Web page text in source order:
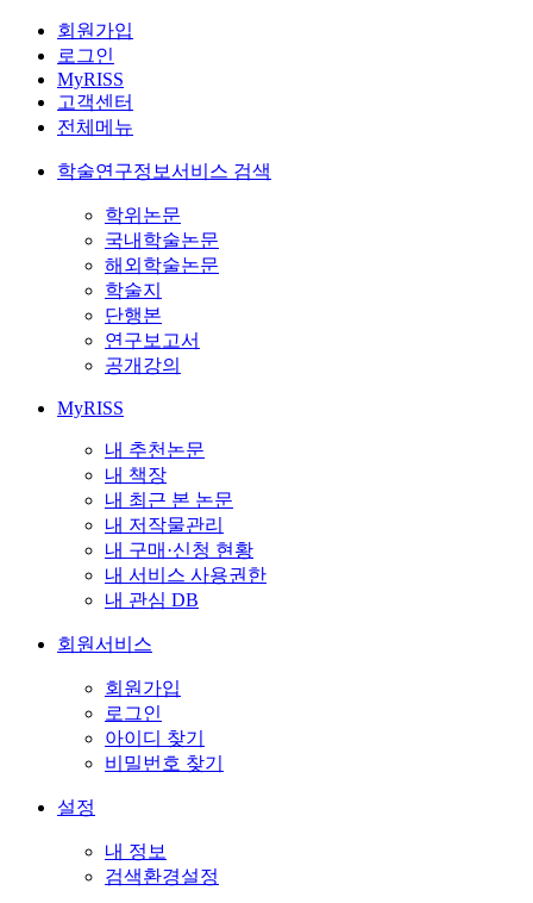
회원가입
로그인
MyRISS
고객센터
전체메뉴
학술연구정보서비스 검색
학위논문
국내학술논문
해외학술논문
학술지
단행본
연구보고서
공개강의
MyRISS
내 추천논문
내 책장
내 최근 본 논문
내 저작물관리
내 구매·신청 현황
내 서비스 사용권한
내 관심 DB
회원서비스
회원가입
로그인
아이디 찾기
비밀번호 찾기
설정
내 정보
검색환경설정